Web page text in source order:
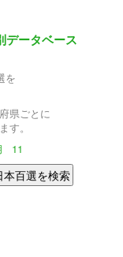
データベース
を
県ごとに
す。
11